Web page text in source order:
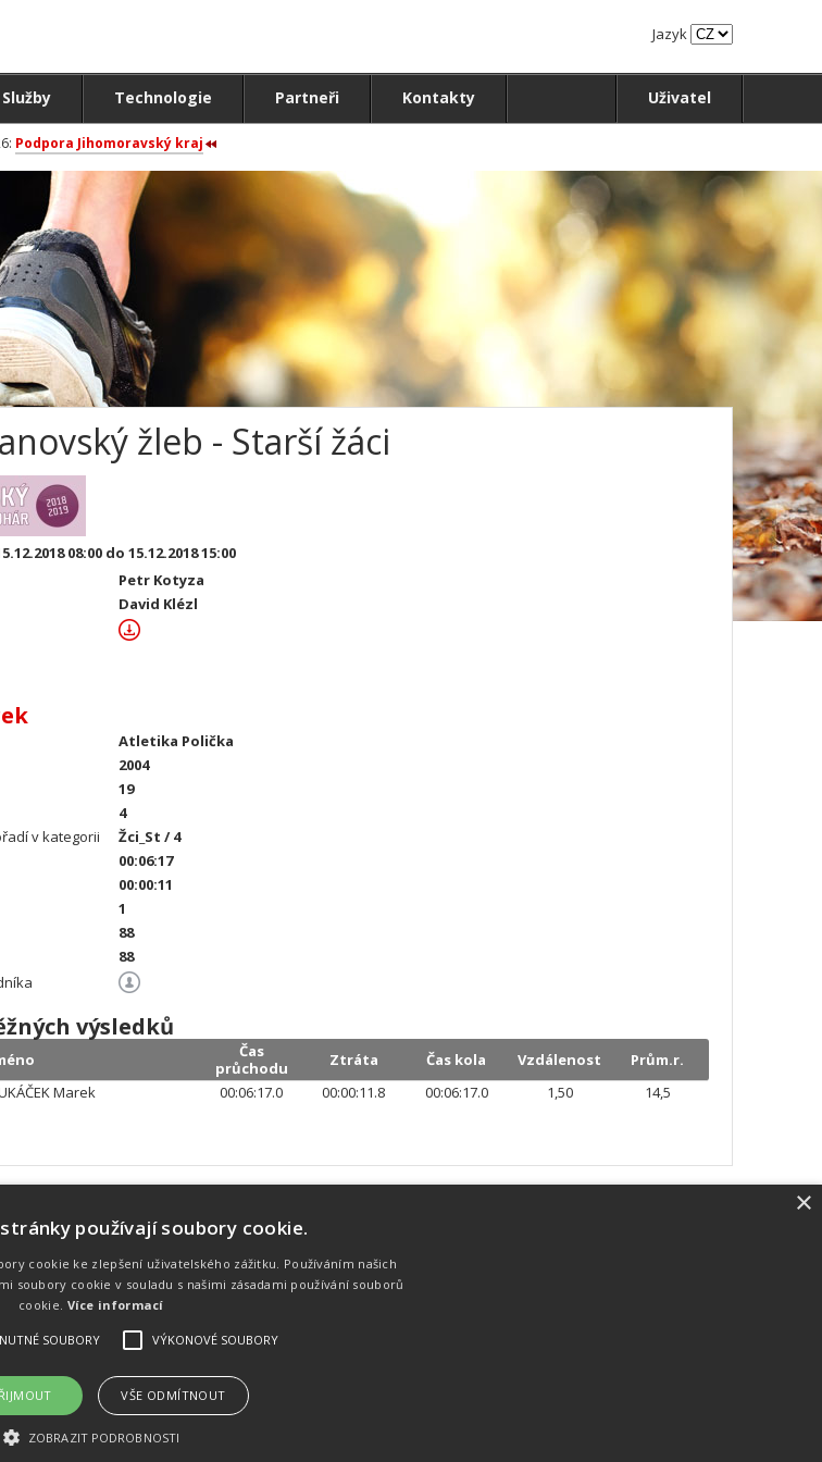
Jazyk
Služby Technologie Partneři Kontakty Uživatel
Podpora Jihomoravský kraj
žleb - Starší žáci
08:00 do 15.12.2018 15:00
Petr Kotyza
David Klézl
Atletika Polička
2004
19
4
v kategorii
Žci_St / 4
00:06:17
00:00:11
1
88
88
výsledků
Čas
průchodu
Ztráta Čas kola Vzdálenost
Prům.r.
Marek 00:06:17.0 00:00:11.8 00:06:17.0 1,50 14,5
tým
tým je schopen na profesionální
zajistit pořádání sportovních
Organizaci závodů, registraci na
měření, zpracování a publikaci
zakázku. Lze online publikovat výsledky
Úvod Kalendář akcí
×
používají soubory cookie.
cookie ke zlepšení uživatelského zážitku. Používáním našich
soubory cookie v souladu s našimi zásadami používání souborů
cookie. Více informací
SOUBORY VÝKONOVÉ SOUBORY
VŠE ODMÍTNOUT
ZOBRAZIT PODROBNOSTI